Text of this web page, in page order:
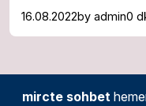
16.08.2022by admin0
mircte sohbet